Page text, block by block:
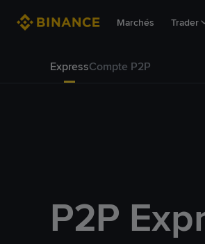
Marchés Trader
ExpressCompte P2P
P2P